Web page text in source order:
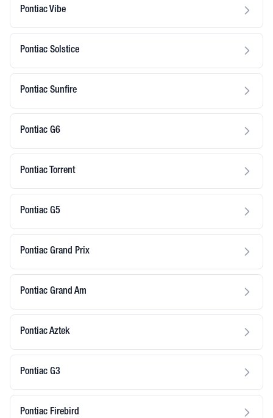
Pontiac Vibe
Pontiac Solstice
Pontiac Sunfire
Pontiac G6
Pontiac Torrent
Pontiac G5
Pontiac Grand Prix
Pontiac Grand Am
Pontiac Aztek
Pontiac G3
Pontiac Firebird